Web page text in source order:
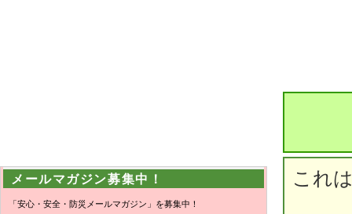
これ
メールマガジン募集中！
「安心・安全・防災メールマガジン」を募集中！